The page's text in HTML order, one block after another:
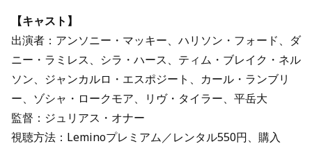
【キャスト】
出演者：アンソニー・マッキー、ハリソン・フォード、ダ
ニー・ラミレス、シラ・ハース、ティム・ブレイク・ネル
ソン、ジャンカルロ・エスポジート、カール・ランブリ
ー、ゾシャ・ロークモア、リヴ・タイラー、平岳大
監督：ジュリアス・オナー
視聴方法：Leminoプレミアム／レンタル550円、購入